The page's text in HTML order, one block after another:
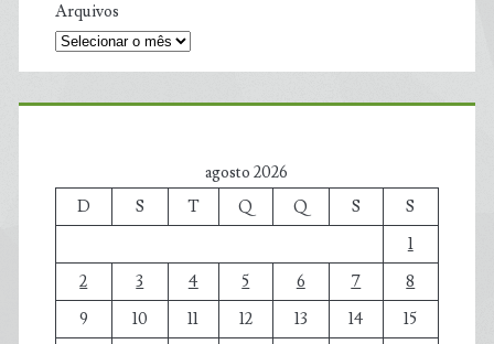
Arquivos
agosto 2026
D
S T Q Q S
S
1
2
3 4 5 6 7
8
9
10 11 12 13 14
15